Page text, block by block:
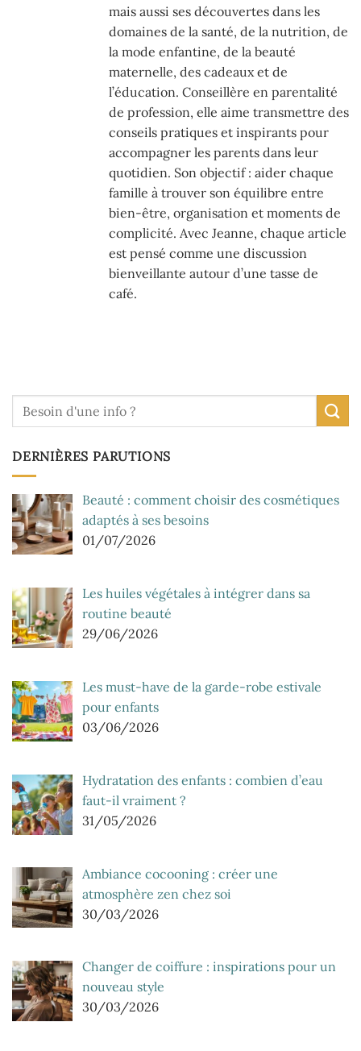
mais aussi ses découvertes dans les
domaines de la santé, de la nutrition, de
la mode enfantine, de la beauté
maternelle, des cadeaux et de
l’éducation. Conseillère en parentalité
de profession, elle aime transmettre des
conseils pratiques et inspirants pour
accompagner les parents dans leur
quotidien. Son objectif : aider chaque
famille à trouver son équilibre entre
bien-être, organisation et moments de
complicité. Avec Jeanne, chaque article
est pensé comme une discussion
bienveillante autour d’une tasse de
café.
DERNIÈRES PARUTIONS
Beauté : comment choisir des cosmétiques
adaptés à ses besoins
01/07/2026
Les huiles végétales à intégrer dans sa
routine beauté
29/06/2026
Les must-have de la garde-robe estivale
pour enfants
03/06/2026
Hydratation des enfants : combien d’eau
faut-il vraiment ?
31/05/2026
Ambiance cocooning : créer une
atmosphère zen chez soi
30/03/2026
Changer de coiffure : inspirations pour un
nouveau style
30/03/2026